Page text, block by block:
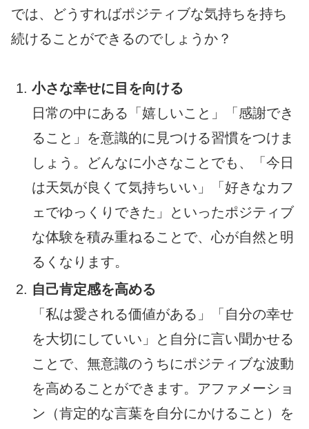
では、どうすればポジティブな気持ちを持ち
続けることができるのでしょうか？
小さな幸せに目を向ける
日常の中にある「嬉しいこと」「感謝でき
ること」を意識的に見つける習慣をつけま
しょう。どんなに小さなことでも、「今日
は天気が良くて気持ちいい」「好きなカフ
ェでゆっくりできた」といったポジティブ
な体験を積み重ねることで、心が自然と明
るくなります。
自己肯定感を高める
「私は愛される価値がある」「自分の幸せ
を大切にしていい」と自分に言い聞かせる
ことで、無意識のうちにポジティブな波動
を高めることができます。アファメーショ
ン（肯定的な言葉を自分にかけること）を